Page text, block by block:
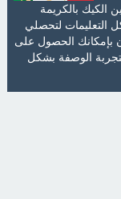
الكيك بالكريمة
التعليمات لتحصلي
بإمكانك الحصول على
الوصفة بشكل